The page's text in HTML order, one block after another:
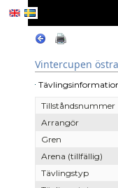
Vintercupen
Tillståndsnummer
Arrangör
Gren
Arena (tillfällig)
Tävlingstyp